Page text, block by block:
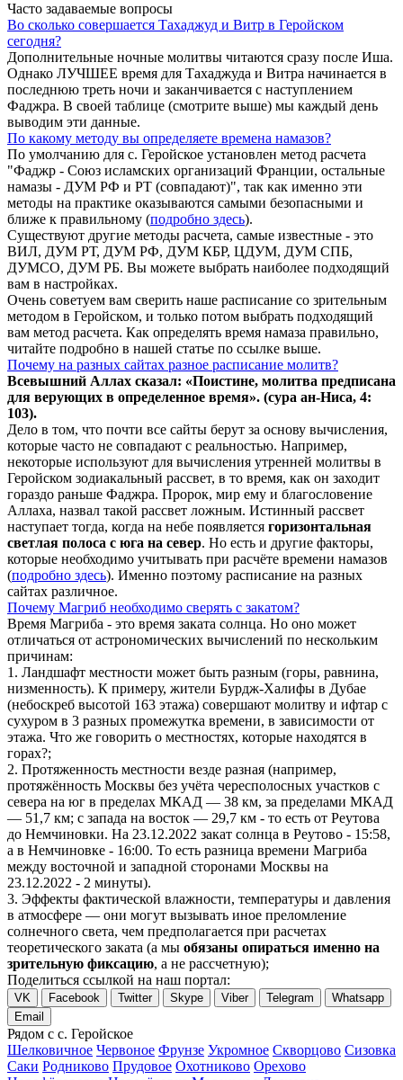
Часто задаваемые вопросы
Во сколько совершается Тахаджуд и Витр в Геройском
сегодня?
Дополнительные ночные молитвы читаются сразу после Иша.
Однако ЛУЧШЕЕ время для Тахаджуда и Витра начинается в
последнюю треть ночи и заканчивается с наступлением
Фаджра. В своей таблице (смотрите выше) мы каждый день
выводим эти данные.
По какому методу вы определяете времена намазов?
По умолчанию для с. Геройское установлен метод расчета
"Фаджр - Союз исламских организаций Франции, остальные
намазы - ДУМ РФ и РТ (совпадают)", так как именно эти
методы на практике оказываются самыми безопасными и
ближе к правильному (подробно здесь).
Существуют другие методы расчета, самые известные - это
ВИЛ, ДУМ РТ, ДУМ РФ, ДУМ КБР, ЦДУМ, ДУМ СПБ,
ДУМСО, ДУМ РБ. Вы можете выбрать наиболее подходящий
вам в настройках.
Очень советуем вам сверить наше расписание со зрительным
методом в Геройском, и только потом выбрать подходящий
вам метод расчета. Как определять время намаза правильно,
читайте подробно в нашей статье по ссылке выше.
Почему на разных сайтах разное расписание молитв?
Всевышний Аллах сказал: «Поистине, молитва предписана
для верующих в определенное время». (сура ан-Ниса, 4:
103).
Дело в том, что почти все сайты берут за основу вычисления,
которые часто не совпадают с реальностью. Например,
некоторые используют для вычисления утренней молитвы в
Геройском зодиакальный рассвет, в то время, как он заходит
гораздо раньше Фаджра. Пророк, мир ему и благословение
Аллаха, назвал такой рассвет ложным. Истинный рассвет
наступает тогда, когда на небе появляется горизонтальная
светлая полоса с юга на север. Но есть и другие факторы,
которые необходимо учитывать при расчёте времени намазов
(подробно здесь). Именно поэтому расписание на разных
сайтах различное.
Почему Магриб необходимо сверять с закатом?
Время Магриба - это время заката солнца. Но оно может
отличаться от астрономических вычислений по нескольким
причинам:
1. Ландшафт местности может быть разным (горы, равнина,
низменность). К примеру, жители Бурдж-Халифы в Дубае
(небоскреб высотой 163 этажа) совершают молитву и ифтар с
сухуром в 3 разных промежутка времени, в зависимости от
этажа. Что же говорить о местностях, которые находятся в
горах?;
2. Протяженность местности везде разная (например,
протяжённость Москвы без учёта чересполосных участков с
севера на юг в пределах МКАД — 38 км, за пределами МКАД
— 51,7 км; с запада на восток — 29,7 км - то есть от Реутова
до Немчиновки. На 23.12.2022 закат солнца в Реутово - 15:58,
а в Немчиновке - 16:00. То есть разница времени Магриба
между восточной и западной сторонами Москвы на
23.12.2022 - 2 минуты).
3. Эффекты фактической влажности, температуры и давления
в атмосфере — они могут вызывать иное преломление
солнечного света, чем предполагается при расчетах
теоретического заката (а мы обязаны опираться именно на
зрительную фиксацию, а не рассчетную);
Поделиться ссылкой на наш портал:
VK Facebook Twitter Skype Viber Telegram
Whatsapp
Email
Рядом с с. Геройское
Шелковичное Червоное Фрунзе Укромное Скворцово Сизовка
Саки Родниково Прудовое Охотниково Орехово